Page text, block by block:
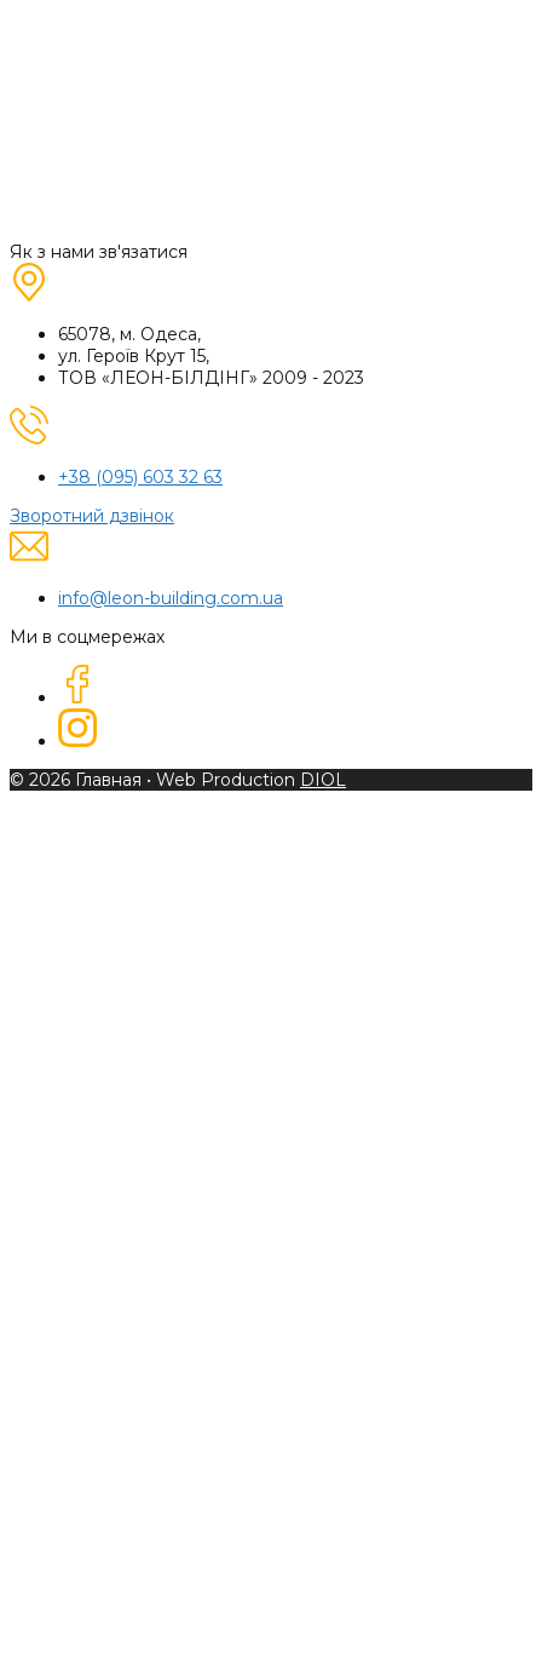
Як з нами зв'язатися
65078, м. Одеса,
ул. Героїв Крут 15,
ТОВ «ЛЕОН-БІЛДІНГ» 2009 - 2023
+38 (095) 603 32 63
Зворотний дзвінок
info@leon-building.com.ua
Ми в соцмережах
© 2026 Главная • Web Production DIOL